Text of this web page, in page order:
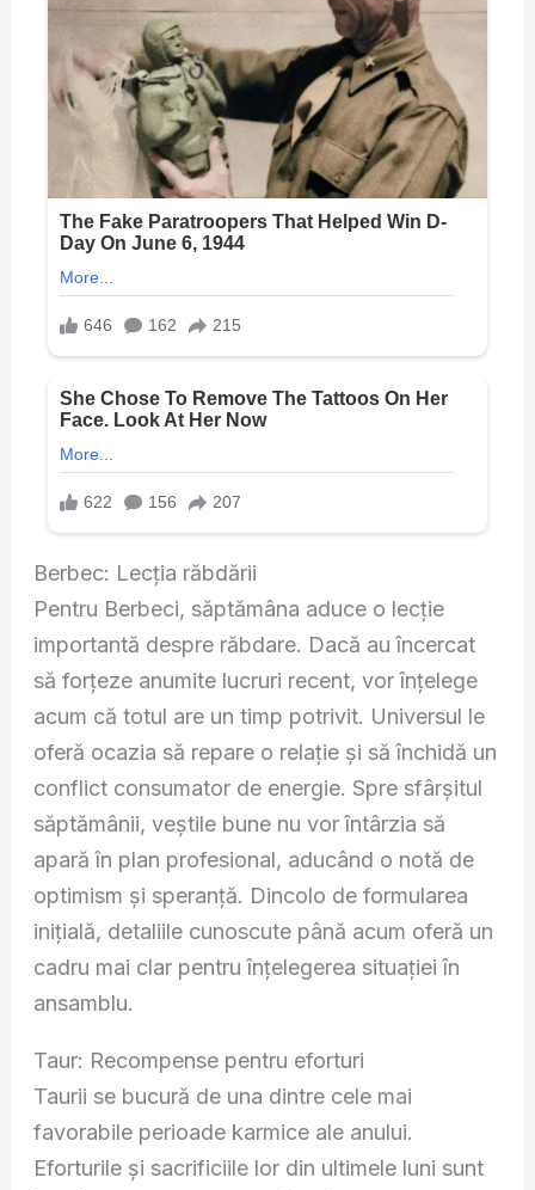
Berbec: Lecția răbdării
Pentru Berbeci, săptămâna aduce o lecție
importantă despre răbdare. Dacă au încercat
să forțeze anumite lucruri recent, vor înțelege
acum că totul are un timp potrivit. Universul le
oferă ocazia să repare o relație și să închidă un
conflict consumator de energie. Spre sfârșitul
săptămânii, veștile bune nu vor întârzia să
apară în plan profesional, aducând o notă de
optimism și speranță. Dincolo de formularea
inițială, detaliile cunoscute până acum oferă un
cadru mai clar pentru înțelegerea situației în
ansamblu.
Taur: Recompense pentru eforturi
Taurii se bucură de una dintre cele mai
favorabile perioade karmice ale anului.
Eforturile și sacrificiile lor din ultimele luni sunt